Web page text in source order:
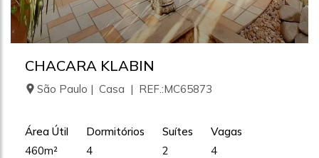
CHACARA KLABIN
São Paulo | Casa | REF.:MC65873
Área Útil
460m²
Dormitórios
4
Suítes
2
Vagas
4